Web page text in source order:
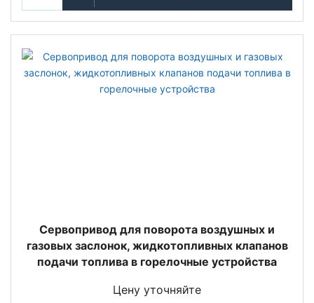
Сервопривод для поворота воздушных и
газовых заслонок, жидкотопливных клапанов
подачи топлива в горелочные устройства
Цену уточняйте